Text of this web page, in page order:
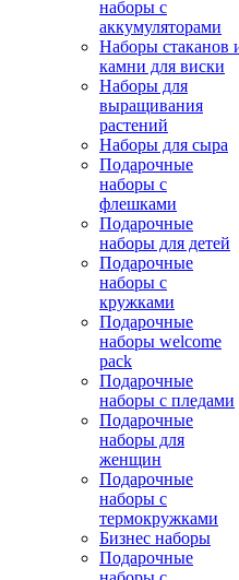
наборы с
аккумуляторами
Наборы стаканов
камни для виски
Наборы для
выращивания
растений
Наборы для сыра
Подарочные
наборы с
флешками
Подарочные
наборы для детей
Подарочные
наборы с
кружками
Подарочные
наборы welcome
pack
Подарочные
наборы с пледами
Подарочные
наборы для
женщин
Подарочные
наборы с
термокружками
Бизнес наборы
Подарочные